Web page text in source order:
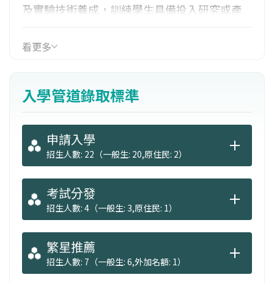
及實驗技術養成，訓練學生具備投入研究或產
術單位、醫療院所研究部門、生技公司與藥廠
特色課程，也可朝向廣電之科普傳播及中學自
然科教師等跨領域方向發展。
看更多
入學管道錄取標準
申請入學
招生人數: 22（一般生: 20,原住民: 2）
考試分發
招生人數: 4（一般生: 3,原住民: 1）
繁星推薦
招生人數: 7（一般生: 6,外加名額: 1）